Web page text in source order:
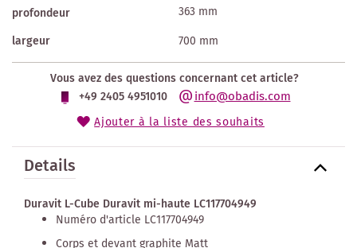
profondeur
363 mm
largeur
700 mm
Vous avez des questions concernant cet article?
+49 2405 4951010
info@obadis.com
Ajouter à la liste des souhaits
Details
Duravit L-Cube Duravit mi-haute LC117704949
Numéro d'article LC117704949
Corps et devant graphite Matt